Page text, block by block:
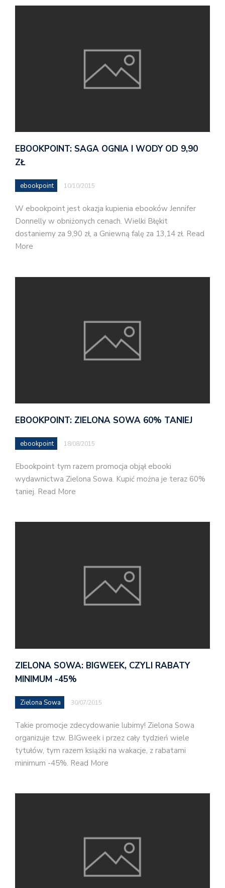
EBOOKPOINT: SAGA OGNIA I WODY OD 9,90
ZŁ
ebookpoint 10/10/2015
W ebookpoint jest okazja kupienia ebooków Jennifer
Donnelly w obniżonych cenach. Wielki Błękit
dostaniemy za 9,90 zł, a Gniewną falę za 13,14 zł. Read
More
EBOOKPOINT: ZIELONA SOWA 60% TANIEJ
ebookpoint 18/08/2015
Ebookpoint tym razem promocja objął ebooki
wydawnictwa Zielona Sowa. Kupić można je teraz 60%
taniej. Read More
ZIELONA SOWA: BIGWEEK, CZYLI RABATY
MINIMUM -45%
Zielona Sowa 30/07/2015
Takie promocje zdecydowanie lubimy! Zielona Sowa
organizuje tzw. BIGweek i przez cały tydzień wiele
tytułów, tym razem książki na wakacje, z rabatami
minimum -45%. Read More